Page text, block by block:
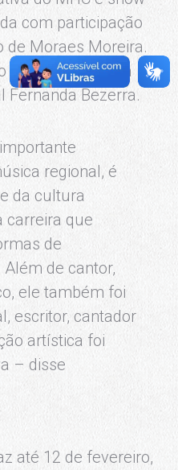
com participação
de Moraes Moreira.
sai” foi idealizada
Bezerra.
regional, é
da cultura
carreira que
de
de cantor,
ele também foi
escritor, cantador
artística foi
– disse
até 12 de fevereiro,